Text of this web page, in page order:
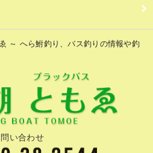
～ へら鮒釣り、バス釣りの情報や釣
い合わせ